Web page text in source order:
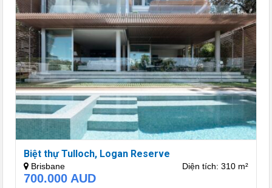
Biệt thự Tulloch, Logan Reserve
Brisbane Diện tích: 310 m²
700.000 AUD